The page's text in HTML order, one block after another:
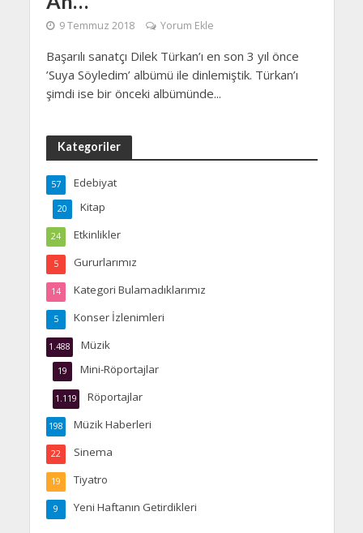
9 Temmuz 2018 Yorum Ekle
Başarılı sanatçı Dilek Türkan’ı en son 3 yıl önce
’Suya Söyledim’ albümü ile dinlemiştik. Türkan’ı
şimdi ise bir önceki albümünde...
Kategoriler
Edebiyat
57
Kitap
20
Etkinlikler
24
Gururlarımız
5
Kategori Bulamadıklarımız
14
Konser İzlenimleri
5
Müzik
1.488
Mini-Röportajlar
19
Röportajlar
1.119
Müzik Haberleri
198
Sinema
22
Tiyatro
19
Yeni Haftanın Getirdikleri
9